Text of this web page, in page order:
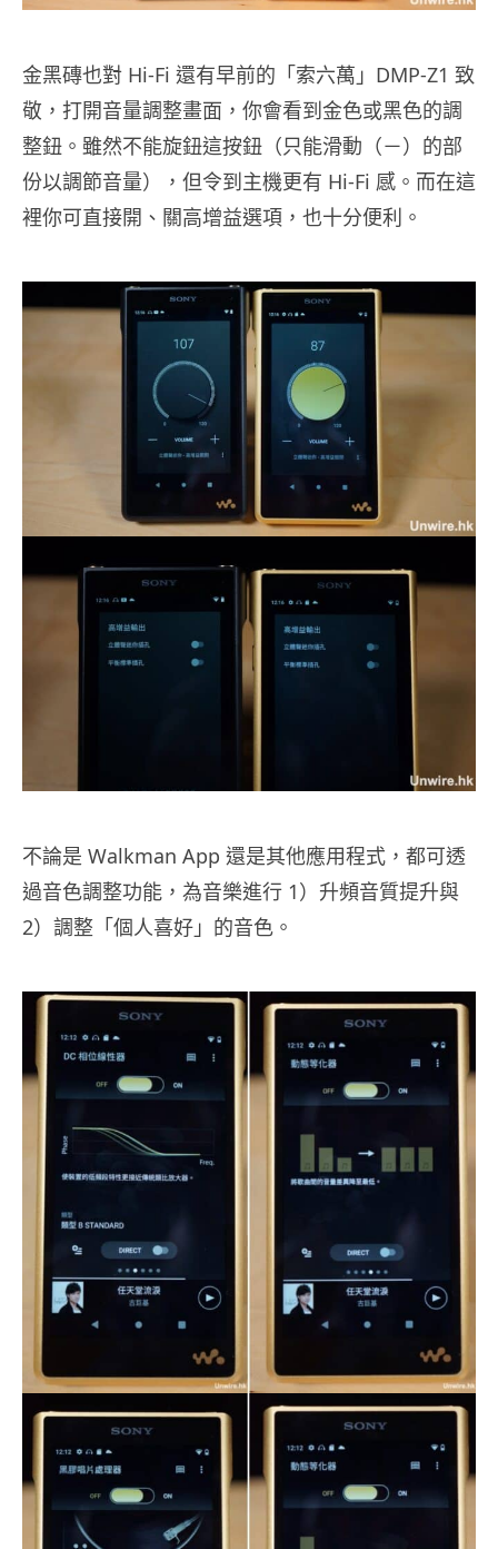
金黑磚也對 Hi-Fi 還有早前的「索六萬」DMP-Z1 致
敬，打開音量調整畫面，你會看到金色或黑色的調
整鈕。雖然不能旋鈕這按鈕（只能滑動（－）的部
份以調節音量），但令到主機更有 Hi-Fi 感。而在這
裡你可直接開、關高增益選項，也十分便利。
不論是 Walkman App 還是其他應用程式，都可透
過音色調整功能，為音樂進行 1）升頻音質提升與
2）調整「個人喜好」的音色。